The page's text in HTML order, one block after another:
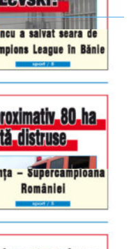
9.00 - 17.00
9.00 - 12.00